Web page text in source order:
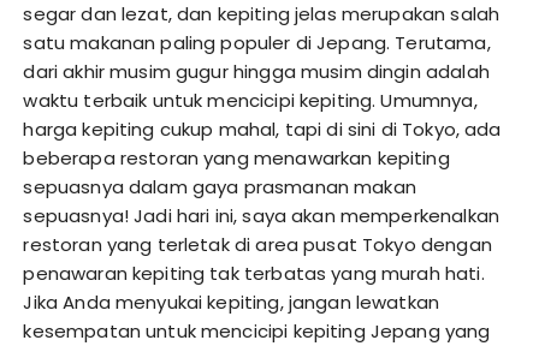
segar dan lezat, dan kepiting jelas merupakan salah
satu makanan paling populer di Jepang. Terutama,
dari akhir musim gugur hingga musim dingin adalah
waktu terbaik untuk mencicipi kepiting. Umumnya,
harga kepiting cukup mahal, tapi di sini di Tokyo, ada
beberapa restoran yang menawarkan kepiting
sepuasnya dalam gaya prasmanan makan
sepuasnya! Jadi hari ini, saya akan memperkenalkan
restoran yang terletak di area pusat Tokyo dengan
penawaran kepiting tak terbatas yang murah hati.
Jika Anda menyukai kepiting, jangan lewatkan
kesempatan untuk mencicipi kepiting Jepang yang